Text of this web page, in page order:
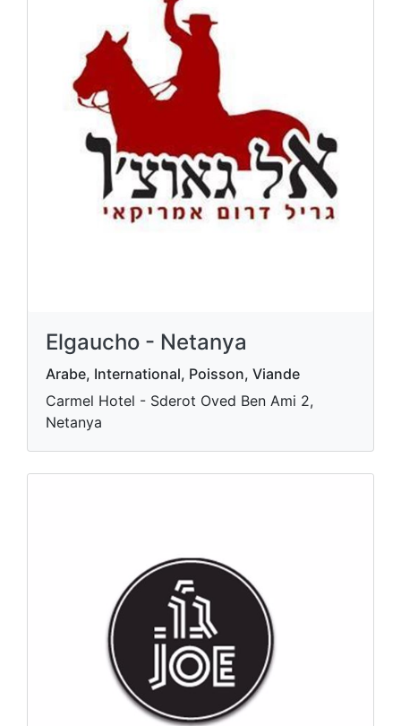
Elgaucho - Netanya
Arabe, International, Poisson, Viande
Carmel Hotel - Sderot Oved Ben Ami 2,
Netanya